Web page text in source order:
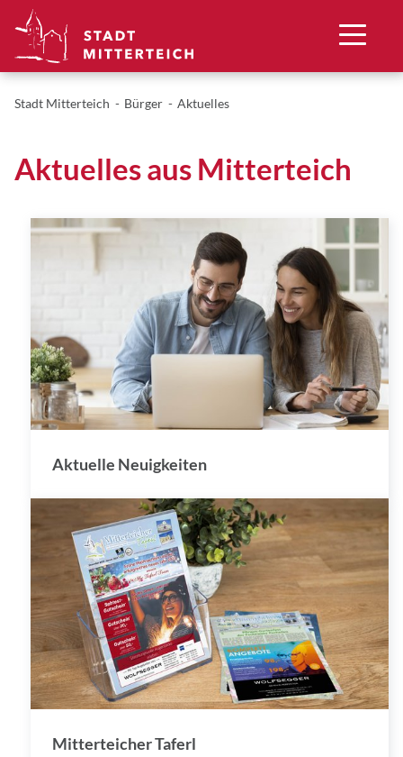
Stadt Mitterteich Bürger Aktuelles
Aktuelles aus Mitterteich
Aktuelle Neuigkeiten
Mitterteicher Taferl